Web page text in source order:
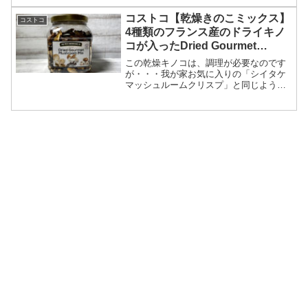
コストコ
コストコ【乾燥きのこミックス】
4種類のフランス産のドライキノ
コが入ったDried Gourmet
Mushroom Mixの使い道は？
この乾燥キノコは、調理が必要なのです
が・・・我が家お気に入りの「シイタケ
マッシュルームクリスプ」と同じような